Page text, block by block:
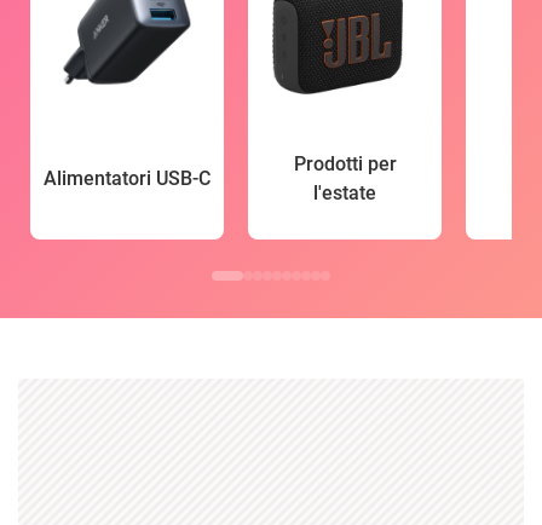
Alimentatori USB-C
Prodotti per
l'estate